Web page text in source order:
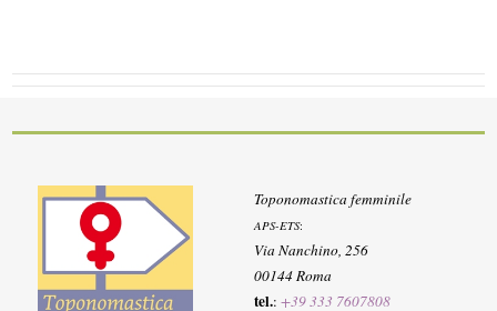
Toponomastica femminile
APS-ETS:
Via Nanchino, 256
00144 Roma
tel.:+39 333 7607808